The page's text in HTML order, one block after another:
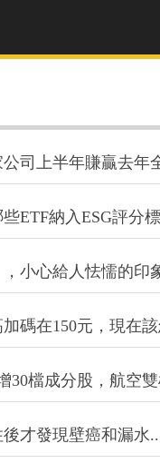
司上半年賺贏去年
ETF納入ESG評分
小心給人怯懦的印
加碼在150元，現在
30檔成分股，航空
才發現壁癌和漏